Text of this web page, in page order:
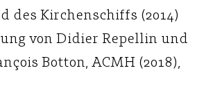
des Kirchenschiffs (2014)
von Didier Repellin und
Botton, ACMH (2018),